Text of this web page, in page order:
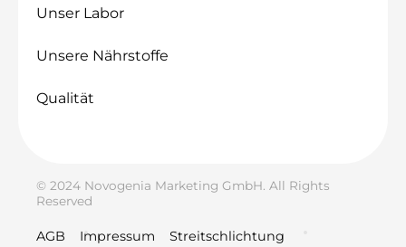
Unser Labor
Unsere Nährstoffe
Qualität
© 2024 Novogenia Marketing GmbH. All Rights
Reserved
AGB Impressum Streitschlichtung